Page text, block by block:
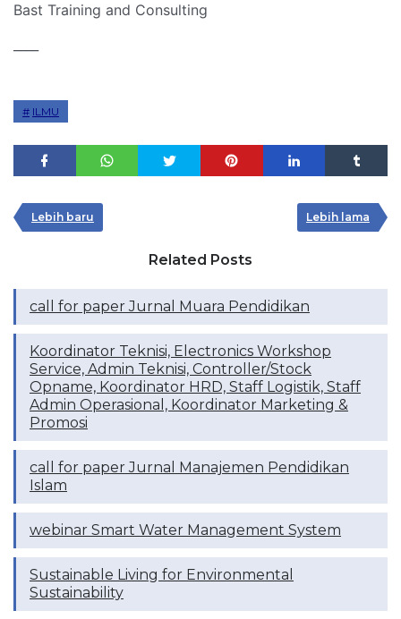
Bast Training and Consulting
ILMU
Lebih baru Lebih lama
Related Posts
call for paper Jurnal Muara Pendidikan
Koordinator Teknisi, Electronics Workshop
Service, Admin Teknisi, Controller/Stock
Opname, Koordinator HRD, Staff Logistik, Staff
Admin Operasional, Koordinator Marketing &
Promosi
call for paper Jurnal Manajemen Pendidikan
Islam
webinar Smart Water Management System
Sustainable Living for Environmental
Sustainability